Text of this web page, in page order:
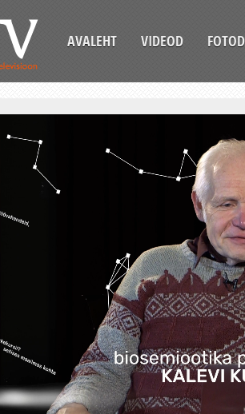
AVALEHT VIDEOD FOTOD